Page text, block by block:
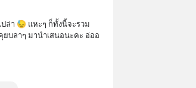
ปล่า 😓 แหะๆ ก็ทั้งนี้จะรวม
ยบลาๆ มานำเสนอนะคะ อ่ออ